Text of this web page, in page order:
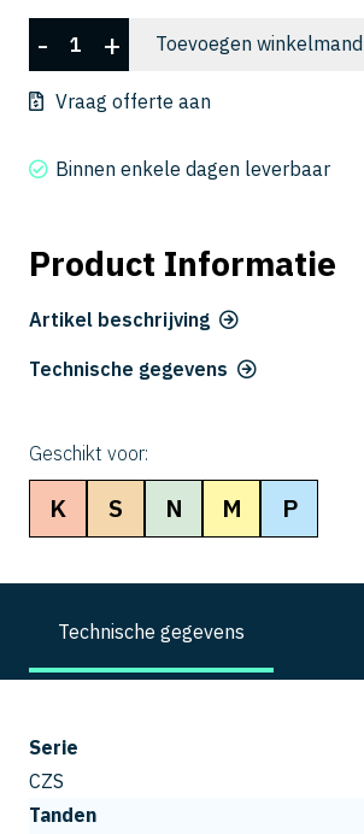
4031-
0800
- + Toevoegen winkelmand
Vraag offerte aan
Binnen enkele dagen leverbaar
Product Informatie
Artikel beschrijving
Technische gegevens
Geschikt voor:
K S N M P
Technische gegevens
Serie
CZS
Tanden